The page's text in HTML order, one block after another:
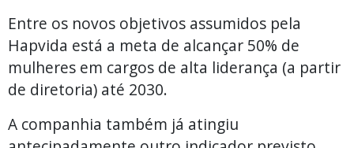
Entre os novos objetivos assumidos pela
Hapvida está a meta de alcançar 50% de
mulheres em cargos de alta liderança (a partir
de diretoria) até 2030.
A companhia também já atingiu